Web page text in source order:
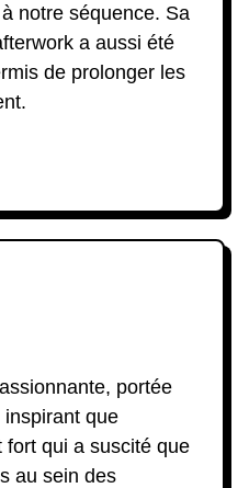
notre séquence. Sa
a aussi été
de prolonger les
portée
que
fort qui a suscité que
au sein des